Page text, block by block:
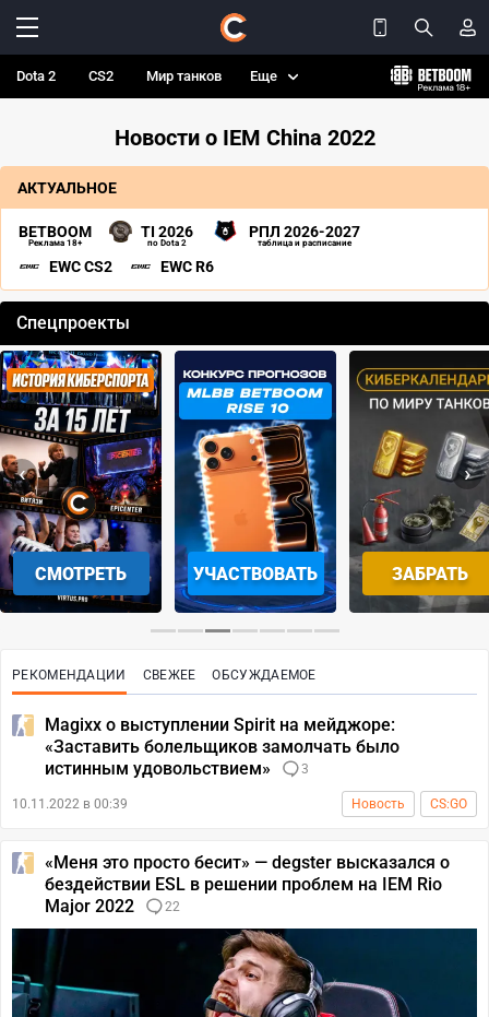
Dota 2 CS2 Мир танков Еще
Новости о IEM China 2022
АКТУАЛЬНОЕ
BETBOOM
Реклама 18+
TI 2026
по Dota 2
РПЛ 2026-2027
таблица и расписание
EWC CS2 EWC R6
Спецпроекты
СМОТРЕТЬ УЧАСТВОВАТЬ ЗАБРАТЬ
‹ ›
РЕКОМЕНДАЦИИ СВЕЖЕЕ ОБСУЖДАЕМОЕ
Magixx о выступлении Spirit на мейджоре:
«Заставить болельщиков замолчать было
истинным удовольствием»
3
10.11.2022 в 00:39 Новость CS:GO
«Меня это просто бесит» — degster высказался о
бездействии ESL в решении проблем на IEM Rio
Major 2022
22